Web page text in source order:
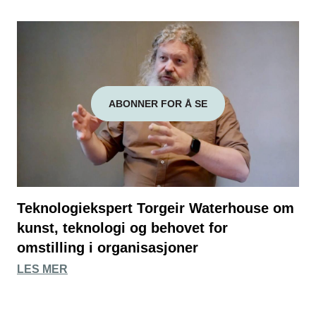
ABONNER FOR Å SE
Teknologiekspert Torgeir Waterhouse om
kunst, teknologi og behovet for
omstilling i organisasjoner
LES MER